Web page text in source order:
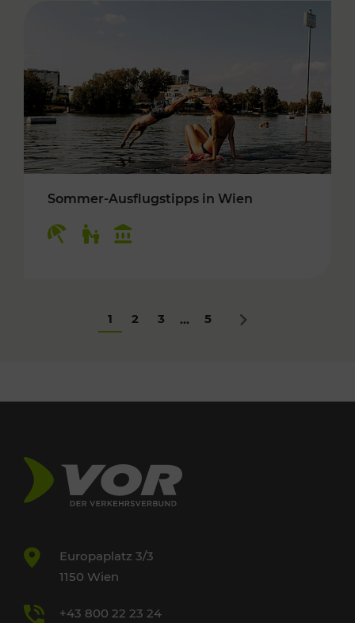
Sommer-Ausflugstipps in Wien
1 2 3 ... 5 Nächstes
Europaplatz 3/3
1150 Wien
+43 800 22 23 24